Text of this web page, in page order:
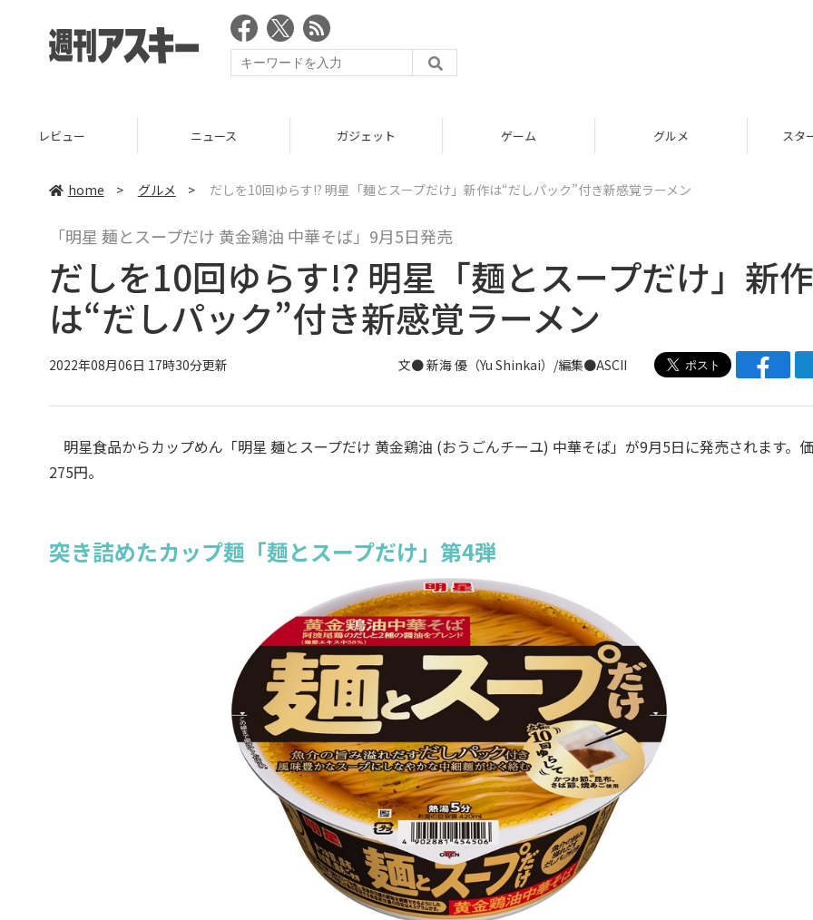
ニュース ガジェット ゲーム グルメ スタートアップ
home > グルメ > だしを10回ゆらす!? 明星「麺とスープだけ」新作は“だしパック”付き新感覚ラーメン
「明星 麺とスープだけ 黄金鶏油 中華そば」9月5日発売
だしを10回ゆらす!? 明星「麺とスープだけ」新作
は“だしパック”付き新感覚ラーメン
2022年08月06日 17時30分更新 文●新海 優（Yu Shinkai） /編集●ASCII
明星食品からカップめん「明星 麺とスープだけ 黄金鶏油 (おうごんチーユ) 中華そば」が9月5日に発売されます。
275円。
突き詰めたカップ麺「麺とスープだけ」第4弾